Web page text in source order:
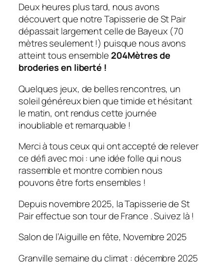
Deux heures plus tard, nous avons
découvert que notre Tapisserie de St Pair
dépassait largement celle de Bayeux (70
mètres seulement !) puisque nous avons
atteint tous ensemble 204Mètres de
broderies en liberté !
Quelques jeux, de belles rencontres, un
soleil généreux bien que timide et hésitant
le matin, ont rendus cette journée
inoubliable et remarquable !
Merci à tous ceux qui ont accepté de relever
ce défi avec moi : une idée folle qui nous
rassemble et montre combien nous
pouvons être forts ensembles !
Depuis novembre 2025, la Tapisserie de St
Pair effectue son tour de France . Suivez là !
Salon de l’Aiguille en fête, Novembre 2025
Granville semaine du climat : décembre 2025